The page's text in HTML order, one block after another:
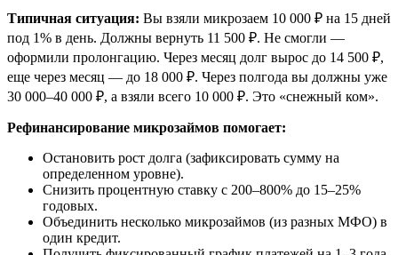
Типичная ситуация: Вы взяли микрозаем 10 000 ₽ на 15 дней
под 1% в день. Должны вернуть 11 500 ₽. Не смогли —
оформили пролонгацию. Через месяц долг вырос до 14 500 ₽,
еще через месяц — до 18 000 ₽. Через полгода вы должны уже
30 000–40 000 ₽, а взяли всего 10 000 ₽. Это «снежный ком».
Рефинансирование микрозаймов помогает:
Остановить рост долга (зафиксировать сумму на
определенном уровне).
Снизить процентную ставку с 200–800% до 15–25%
годовых.
Объединить несколько микрозаймов (из разных МФО) в
один кредит.